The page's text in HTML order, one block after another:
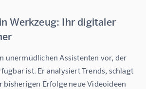
Werkzeug: Ihr digitaler
unermüdlichen Assistenten vor, der
ist. Er analysiert Trends, schlägt
bisherigen Erfolge neue Videoideen